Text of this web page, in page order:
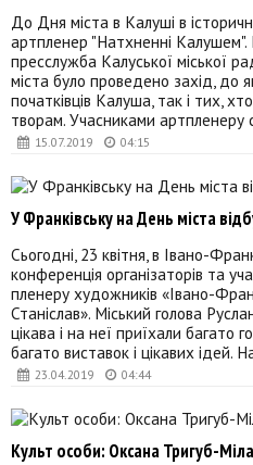
15.07.2019 04:15
До Дня міста в Калуші в
артпленер "Натхненні Калушем".
пресслужба Калуської міської
міста було проведено захід, до
початківців Калуша, так і тих,
творам. Учасниками артпленеру
23.04.2019 04:44
У Франківську на День міста
Сьогодні, 23 квітня, в Івано-
конференція організаторів та
пленеру художників «Івано-
Станіслав». Міський голова
цікава і на неї приїхали багато
багато виставок і цікавих ідей.
Культ особи: Оксана Тригуб-